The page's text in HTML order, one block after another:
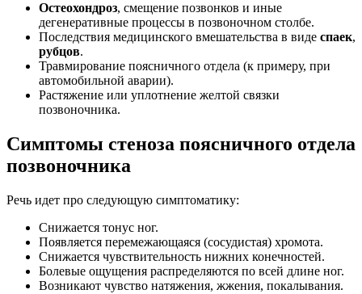
Остеохондроз, смещение позвонков и иные
дегенеративные процессы в позвоночном столбе.
Последствия медицинского вмешательства в виде спаек,
рубцов.
Травмирование поясничного отдела (к примеру, при
автомобильной аварии).
Растяжение или уплотнение желтой связки
позвоночника.
Симптомы стеноза поясничного отдела
позвоночника
Речь идет про следующую симптоматику:
Снижается тонус ног.
Появляется перемежающаяся (сосудистая) хромота.
Снижается чувствительность нижних конечностей.
Болевые ощущения распределяются по всей длине ног.
Возникают чувство натяжения, жжения, покалывания.